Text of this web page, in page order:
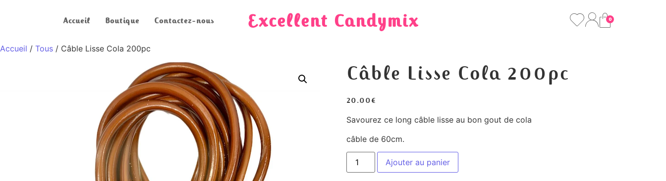
Accueil Boutique Contactez-nous Excellent Candymix 0
Accueil / Tous / Câble Lisse Cola 200pc
Câble Lisse Cola 200pc
20.00€
Savourez ce long câble lisse au bon gout de cola
câble de 60cm.
Ajouter au panier